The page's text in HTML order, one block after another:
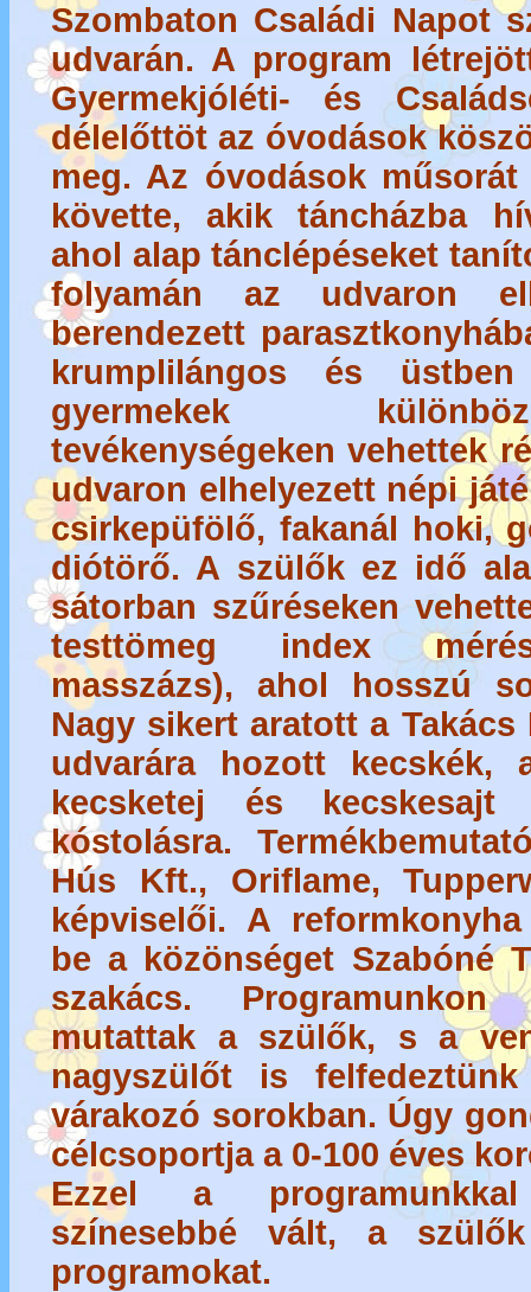
Szombaton Családi Napot
udvarán. A program
Gyermekjóléti- és
délelőttöt az óvodások
meg. Az óvodások
követte, akik táncházba
ahol alap tánclépéseket
folyamán az udvaron
berendezett
krumplilángos és
gyermekek
tevékenységeken vehettek
udvaron elhelyezett népi
csirkepüfölő, fakanál hoki,
diótörő. A szülők ez idő
sátorban szűréseken
testtömeg index
masszázs), ahol hosszú
Nagy sikert aratott a
udvarára hozott kecskék,
kecsketej és kecskesajt
kóstolásra.
Hús Kft., Oriflame,
képviselői. A
be a közönséget Szabóné
szakács.
mutattak a szülők, s a
nagyszülőt is
várakozó sorokban. Úgy
célcsoportja a 0-100 éves
Ezzel a
színesebbé vált, a
programokat.